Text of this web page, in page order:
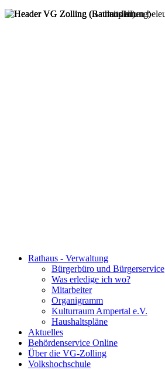
Rathaus - Verwaltung
Bürgerbüro und Bürgerservice
Was erledige ich wo?
Mitarbeiter
Organigramm
Kulturraum Ampertal e.V.
Haushaltspläne
Aktuelles
Behördenservice Online
Über die VG-Zolling
Volkshochschule